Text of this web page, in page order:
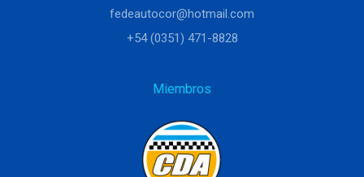
fedeautocor@hotmail.com
+54 (0351) 471-8828
Miembros